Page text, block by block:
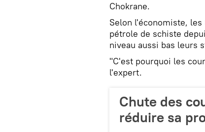
Chokrane.
Selon l'économiste,
pétrole de schiste
niveau aussi bas leurs
"C'est pourquoi les
l'expert.
Chute des
réduire sa